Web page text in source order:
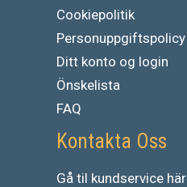
Cookiepolitik
Personuppgiftspolicy
Ditt konto og login
Önskelista
FAQ
Kontakta Oss
Gå til kundservice här